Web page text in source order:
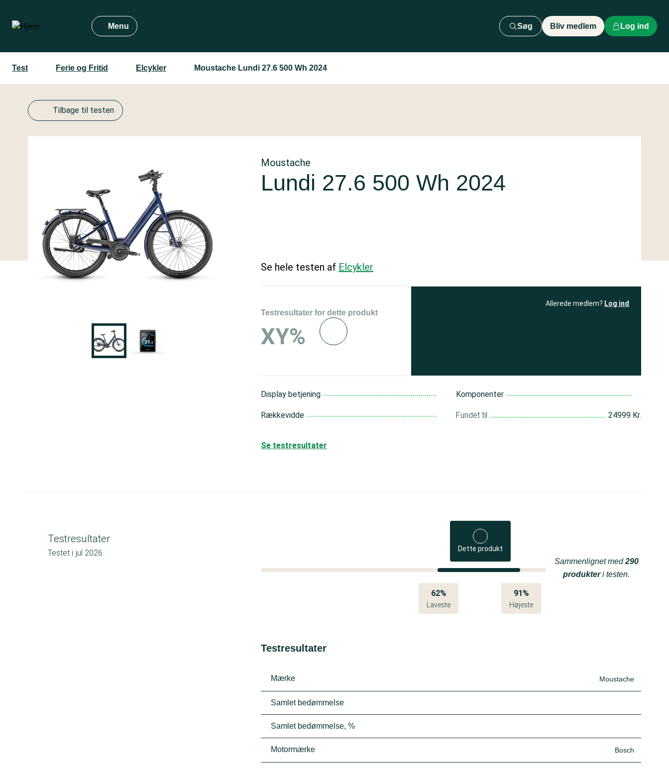
hovedindhold
Menu Søg Bliv medlem Log ind
Test Ferie og Fritid Elcykler Moustache Lundi 27.6 500 Wh 2024
Tilbage til testen
Moustache
Lundi 27.6 500 Wh 2024
Se hele testen af Elcykler
Testresultater for dette produkt
XY%
Allerede medlem? Log ind
Display betjening
Rækkevidde
Komponenter
Fundet til 24999 Kr.
Se testresultater
Testresultater
Testet i jul 2026 Dette produkt
62%
Laveste
91%
Højeste
Sammenlignet med290
produkteri testen.
Testresultater
Mærke Moustache
Samlet bedømmelse
Samlet bedømmelse, %
Motormærke Bosch